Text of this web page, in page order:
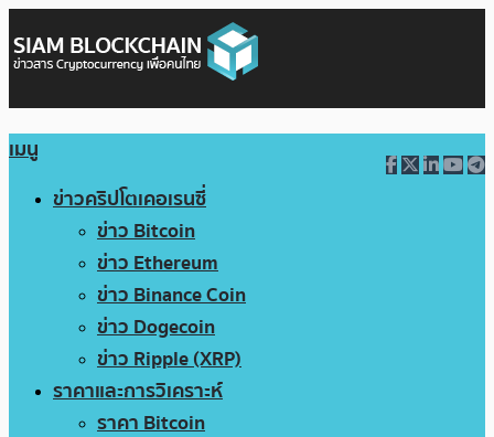
เมนู
ข่าวคริปโตเคอเรนซี่
ข่าว Bitcoin
ข่าว Ethereum
ข่าว Binance Coin
ข่าว Dogecoin
ข่าว Ripple (XRP)
ราคาและการวิเคราะห์
ราคา Bitcoin